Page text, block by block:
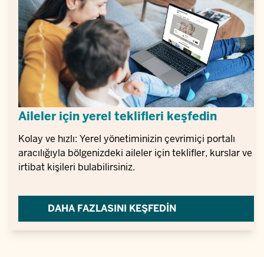
Aileler için yerel teklifleri keşfedin
Kolay ve hızlı: Yerel yönetiminizin çevrimiçi portalı
aracılığıyla bölgenizdeki aileler için teklifler, kurslar ve
irtibat kişileri bulabilirsiniz.
DAHA FAZLASINI KEŞFEDIN